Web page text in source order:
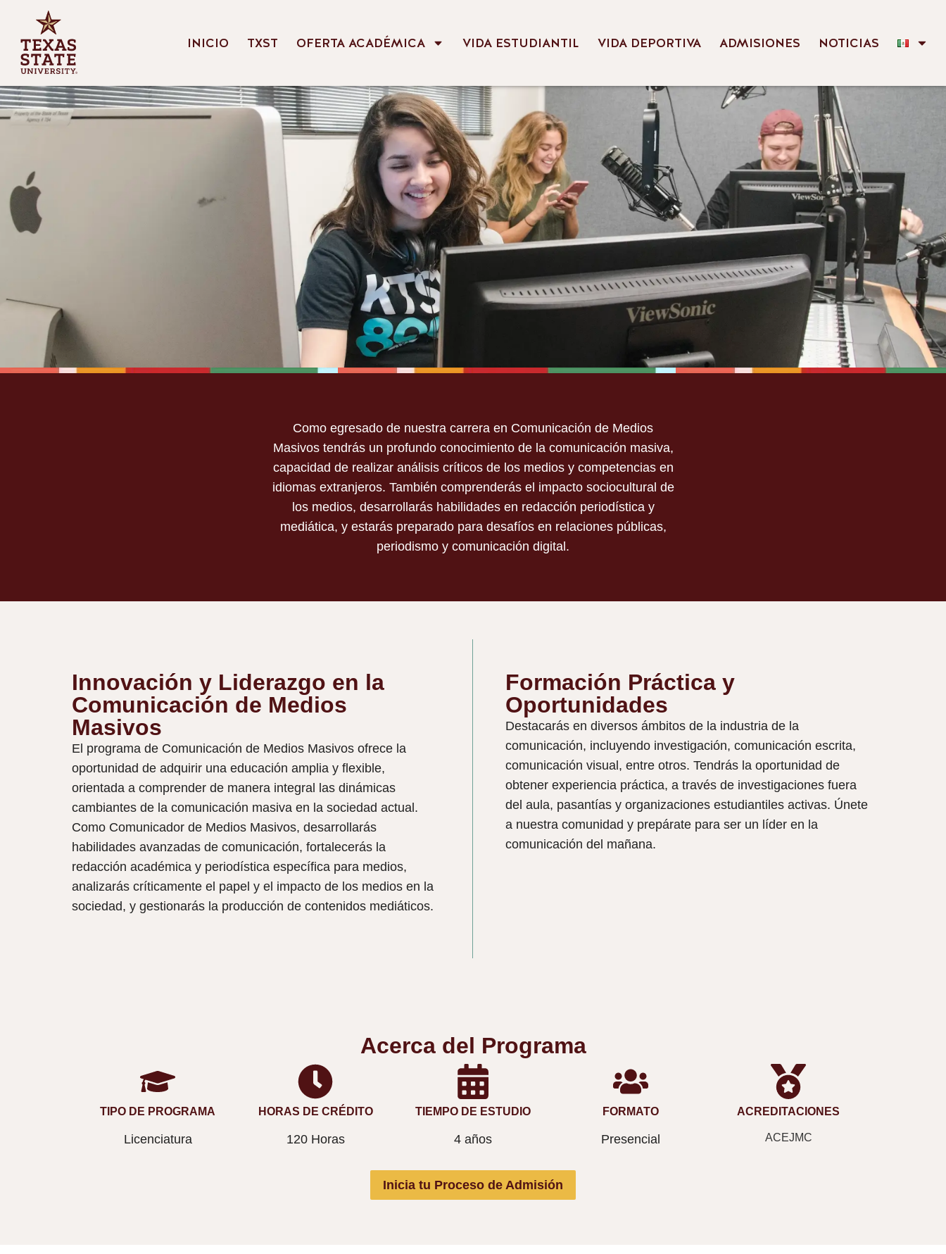
INICIO TXST OFERTA ACADÉMICA VIDA ESTUDIANTIL VIDA DEPORTIVA ADMISIONES NOTICIAS
MASS
COMMUNICATION
BACHELOR OF SCIENCE (B.S.)
Como egresado de nuestra carrera en Comunicación de Medios
Masivos tendrás un profundo conocimiento de la comunicación masiva,
capacidad de realizar análisis críticos de los medios y competencias en
idiomas extranjeros. También comprenderás el impacto sociocultural de
los medios, desarrollarás habilidades en redacción periodística y
mediática, y estarás preparado para desafíos en relaciones públicas,
periodismo y comunicación digital.
Innovación y Liderazgo en la
Comunicación de Medios
Masivos
El programa de Comunicación de Medios Masivos ofrece la
oportunidad de adquirir una educación amplia y flexible,
orientada a comprender de manera integral las dinámicas
cambiantes de la comunicación masiva en la sociedad actual.
Como Comunicador de Medios Masivos, desarrollarás
habilidades avanzadas de comunicación, fortalecerás la
redacción académica y periodística específica para medios,
analizarás críticamente el papel y el impacto de los medios en la
sociedad, y gestionarás la producción de contenidos mediáticos.
Formación Práctica y
Oportunidades
Destacarás en diversos ámbitos de la industria de la
comunicación, incluyendo investigación, comunicación escrita,
comunicación visual, entre otros. Tendrás la oportunidad de
obtener experiencia práctica, a través de investigaciones fuera
del aula, pasantías y organizaciones estudiantiles activas. Únete
a nuestra comunidad y prepárate para ser un líder en la
comunicación del mañana.
Acerca del Programa
TIPO DE PROGRAMA
Licenciatura
HORAS DE CRÉDITO
120 Horas
TIEMPO DE ESTUDIO
4 años
FORMATO
Presencial
ACREDITACIONES
ACEJMC
Inicia tu Proceso de Admisión